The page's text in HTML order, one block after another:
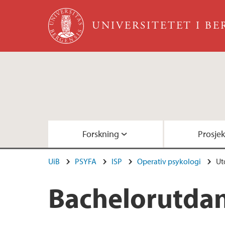
Hopp til hovedinnhold
UNIVERSITETET I
Forskning
Doktorgradskandidater
Forskningsprosjekt
Bøker
Bachelorutdanning
UiB PSYFA ISP Operativ psykologi